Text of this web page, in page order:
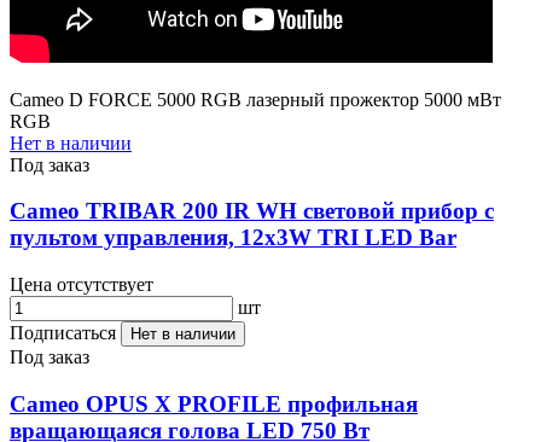
Cameo D FORCE 5000 RGB лазерный прожектор 5000 мВт
RGB
Нет в наличии
Под заказ
Cameo TRIBAR 200 IR WH световой прибор с
пультом управления, 12x3W TRI LED Bar
Цена отсутствует
шт
Подписаться
Нет в наличии
Под заказ
Cameo OPUS X PROFILE профильная
вращающаяся голова LED 750 Вт